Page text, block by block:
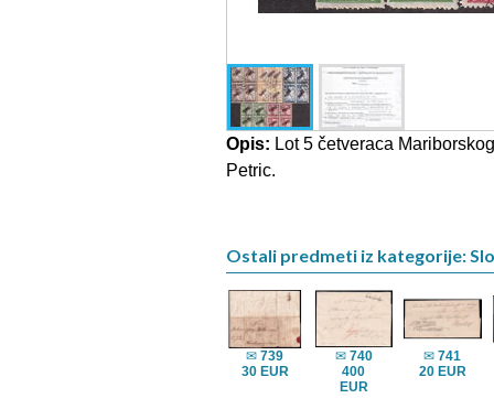
Opis: Lot 5 četveraca
Petric.
Ostali predmeti iz kategorije:
✉739
30 EUR
✉ 740
400
EUR
✉741
20 EUR